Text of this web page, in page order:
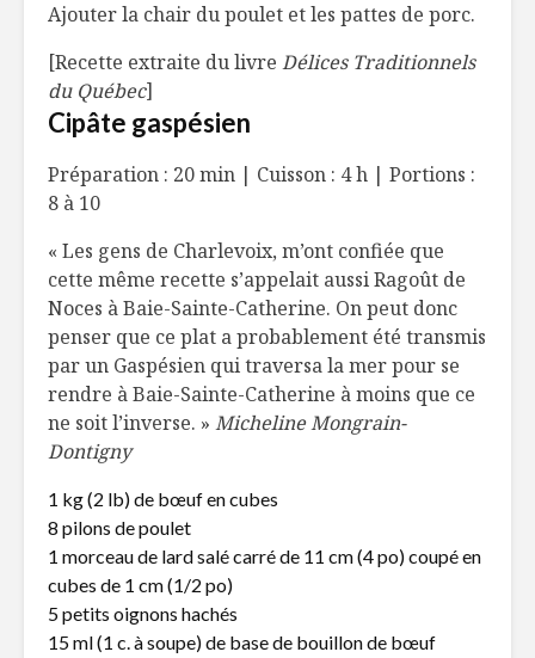
Ajouter la chair du poulet et les pattes de porc.
[Recette extraite du livre Délices Traditionnels
du Québec]
Cipâte gaspésien
Préparation : 20 min | Cuisson : 4 h | Portions :
8 à 10
« Les gens de Charlevoix, m’ont confiée que
cette même recette s’appelait aussi Ragoût de
Noces à Baie-Sainte-Catherine. On peut donc
penser que ce plat a probablement été transmis
par un Gaspésien qui traversa la mer pour se
rendre à Baie-Sainte-Catherine à moins que ce
ne soit l’inverse. » Micheline Mongrain-
Dontigny
1 kg (2 lb) de bœuf en cubes
8 pilons de poulet
1 morceau de lard salé carré de 11 cm (4 po) coupé en
cubes de 1 cm (1/2 po)
5 petits oignons hachés
15 ml (1 c. à soupe) de base de bouillon de bœuf